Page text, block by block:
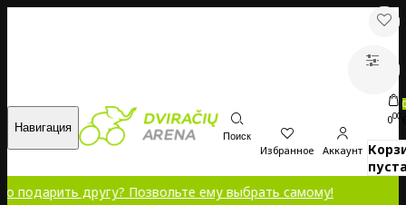
Навигация
Поиск
Избранное Аккаунт
0
000
другу? Позвольте ему выбрать самому!